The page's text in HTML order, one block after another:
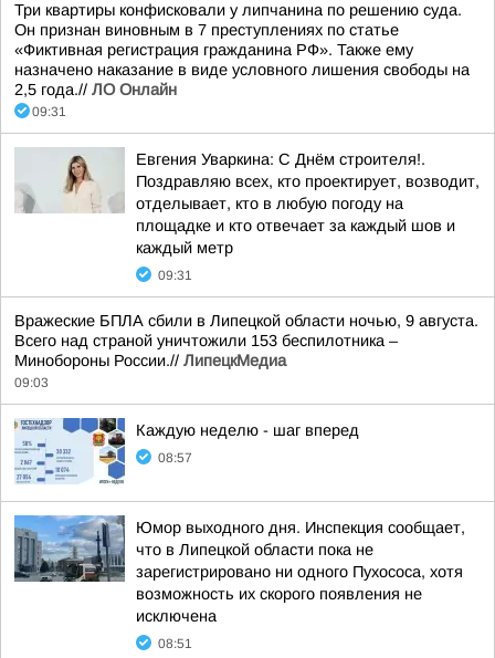
Три квартиры конфисковали у липчанина по решению суда.
Он признан виновным в 7 преступлениях по статье
«Фиктивная регистрация гражданина РФ». Также ему
назначено наказание в виде условного лишения свободы на
2,5 года.// ЛО Онлайн
09:31
Евгения Уваркина: С Днём строителя!.
Поздравляю всех, кто проектирует, возводит,
отделывает, кто в любую погоду на
площадке и кто отвечает за каждый шов и
каждый метр
09:31
Вражеские БПЛА сбили в Липецкой области ночью, 9 августа.
Всего над страной уничтожили 153 беспилотника –
Минобороны России.// ЛипецкМедиа
09:03
Каждую неделю - шаг вперед
08:57
Юмор выходного дня. Инспекция сообщает,
что в Липецкой области пока не
зарегистрировано ни одного Пухососа, хотя
возможность их скорого появления не
исключена
08:51